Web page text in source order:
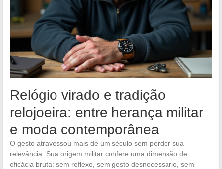
Relógio virado e tradição
relojoeira: entre herança militar
e moda contemporânea
O gesto atravessou mais de um século sem perder sua
relevância. Sua origem militar confere uma dimensão de
eficácia bruta: sem reflexo, sem gesto desnecessário, sem